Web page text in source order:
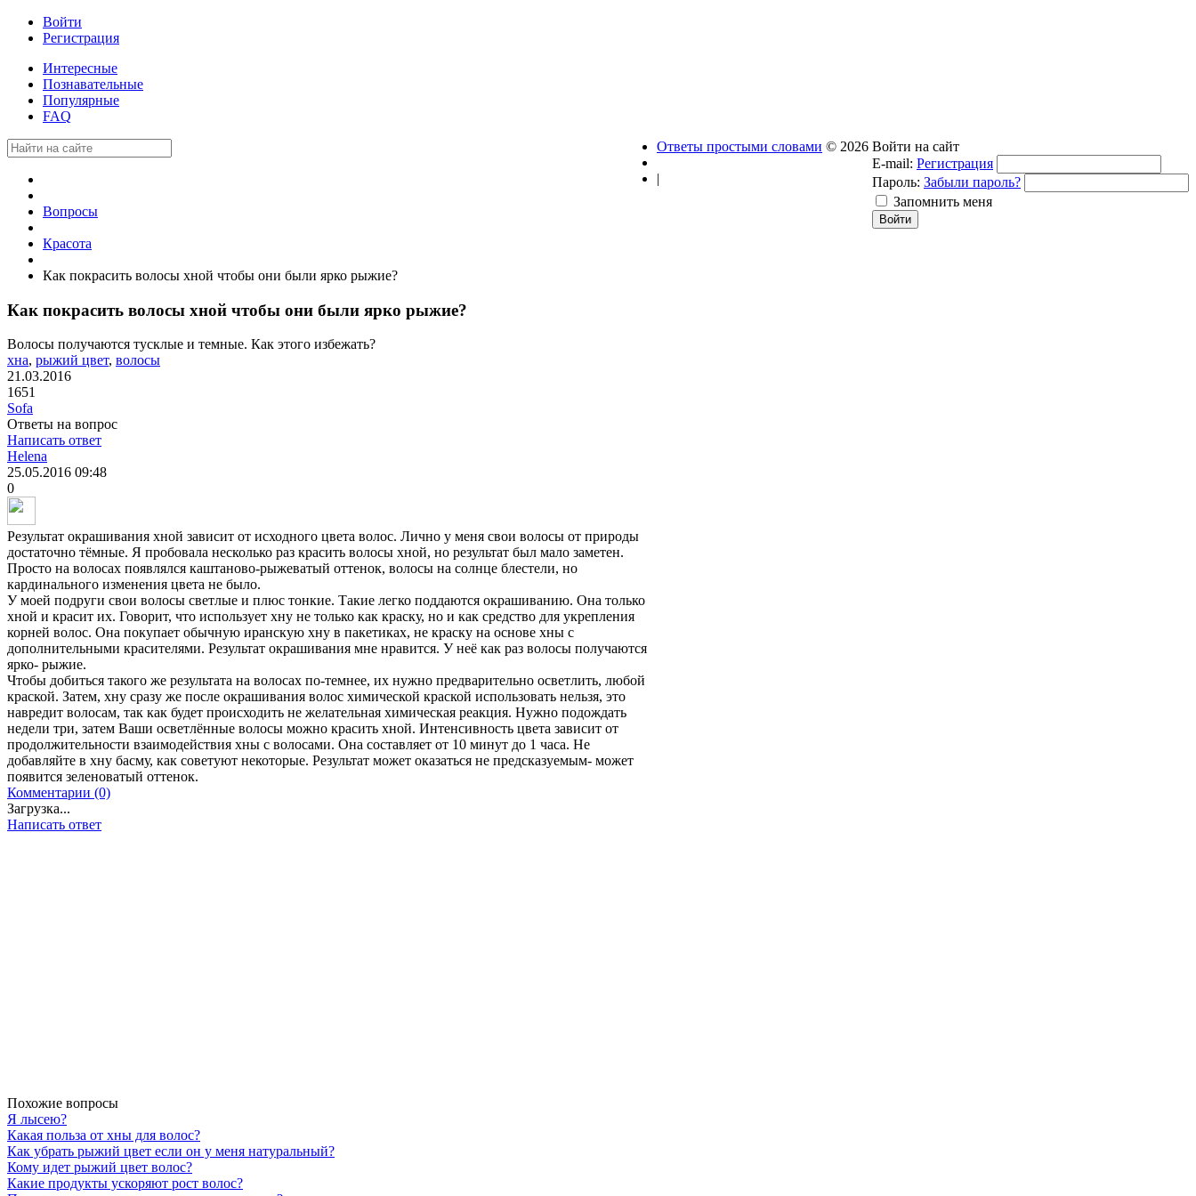
Войти
Регистрация
Интересные
Познавательные
Популярные
FAQ
Вопросы
Красота
Как покрасить волосы хной чтобы они были ярко рыжие?
Как покрасить волосы хной чтобы они были ярко рыжие?
Волосы получаются тусклые и темные. Как этого избежать?
хна, рыжий цвет, волосы
21.03.2016
1651
Sofa
Ответы на вопрос
Написать ответ
Helena
25.05.2016 09:48
0
Результат окрашивания хной зависит от исходного цвета волос. Лично у меня свои волосы от природы
достаточно тёмные. Я пробовала несколько раз красить волосы хной, но результат был мало заметен.
Просто на волосах появлялся каштаново-рыжеватый оттенок, волосы на солнце блестели, но
кардинального изменения цвета не было.
У моей подруги свои волосы светлые и плюс тонкие. Такие легко поддаются окрашиванию. Она только
хной и красит их. Говорит, что использует хну не только как краску, но и как средство для укрепления
корней волос. Она покупает обычную иранскую хну в пакетиках, не краску на основе хны с
дополнительными красителями. Результат окрашивания мне нравится. У неё как раз волосы получаются
ярко- рыжие.
Чтобы добиться такого же результата на волосах по-темнее, их нужно предварительно осветлить, любой
краской. Затем, хну сразу же после окрашивания волос химической краской использовать нельзя, это
навредит волосам, так как будет происходить не желательная химическая реакция. Нужно подождать
недели три, затем Ваши осветлённые волосы можно красить хной. Интенсивность цвета зависит от
продолжительности взаимодействия хны с волосами. Она составляет от 10 минут до 1 часа. Не
добавляйте в хну басму, как советуют некоторые. Результат может оказаться не предсказуемым- может
появится зеленоватый оттенок.
Комментарии (0)
Загрузка...
Написать ответ
Похожие вопросы
Я лысею?
Какая польза от хны для волос?
Как убрать рыжий цвет если он у меня натуральный?
Кому идет рыжий цвет волос?
Какие продукты ускоряют рост волос?
Войти на сайт
E-mail: Регистрация
Пароль: Забыли пароль?
Запомнить меня
Ответы простыми словами © 2026
|